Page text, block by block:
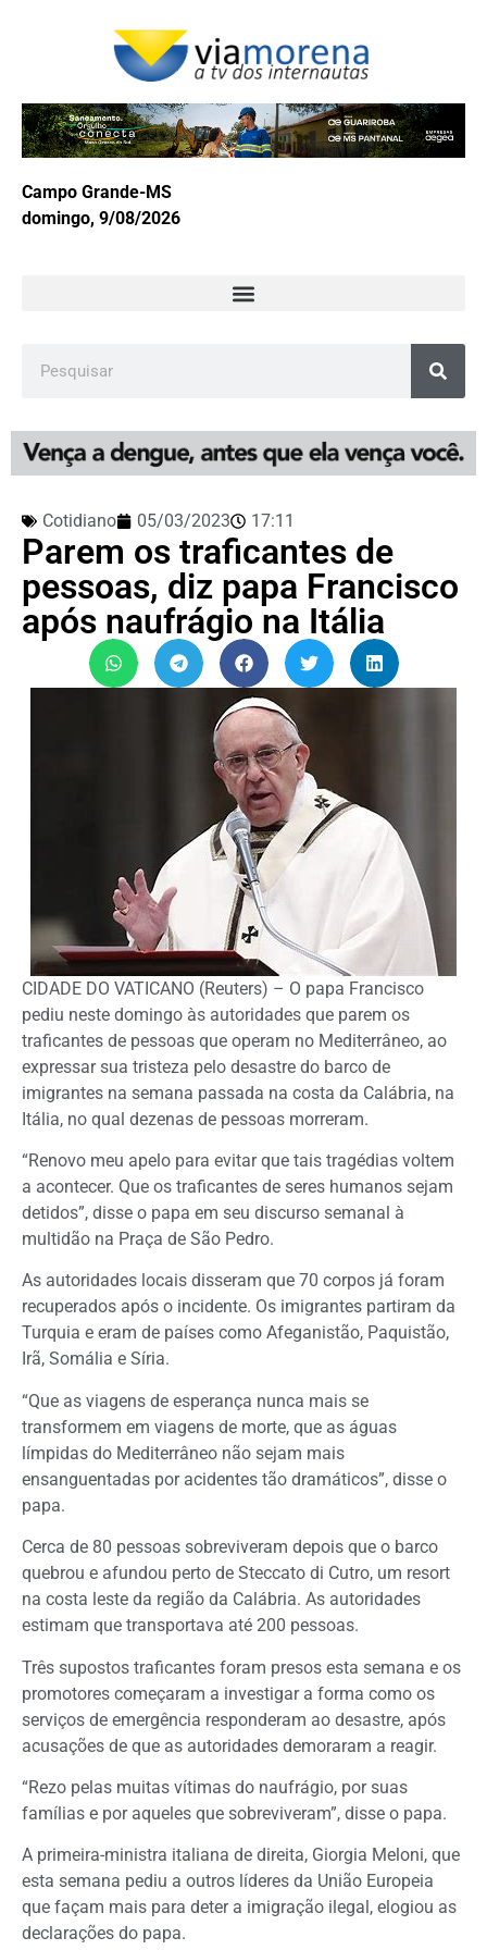
Campo Grande-MS
domingo, 9/08/2026
Cotidiano 05/03/2023 17:11
Parem os traficantes de
pessoas, diz papa Francisco
após naufrágio na Itália
CIDADE DO VATICANO (Reuters) – O papa Francisco
pediu neste domingo às autoridades que parem os
traficantes de pessoas que operam no Mediterrâneo, ao
expressar sua tristeza pelo desastre do barco de
imigrantes na semana passada na costa da Calábria, na
Itália, no qual dezenas de pessoas morreram.
“Renovo meu apelo para evitar que tais tragédias voltem
a acontecer. Que os traficantes de seres humanos sejam
detidos”, disse o papa em seu discurso semanal à
multidão na Praça de São Pedro.
As autoridades locais disseram que 70 corpos já foram
recuperados após o incidente. Os imigrantes partiram da
Turquia e eram de países como Afeganistão, Paquistão,
Irã, Somália e Síria.
“Que as viagens de esperança nunca mais se
transformem em viagens de morte, que as águas
límpidas do Mediterrâneo não sejam mais
ensanguentadas por acidentes tão dramáticos”, disse o
papa.
Cerca de 80 pessoas sobreviveram depois que o barco
quebrou e afundou perto de Steccato di Cutro, um resort
na costa leste da região da Calábria. As autoridades
estimam que transportava até 200 pessoas.
Três supostos traficantes foram presos esta semana e os
promotores começaram a investigar a forma como os
serviços de emergência responderam ao desastre, após
acusações de que as autoridades demoraram a reagir.
“Rezo pelas muitas vítimas do naufrágio, por suas
famílias e por aqueles que sobreviveram”, disse o papa.
A primeira-ministra italiana de direita, Giorgia Meloni, que
esta semana pediu a outros líderes da União Europeia
que façam mais para deter a imigração ilegal, elogiou as
declarações do papa.